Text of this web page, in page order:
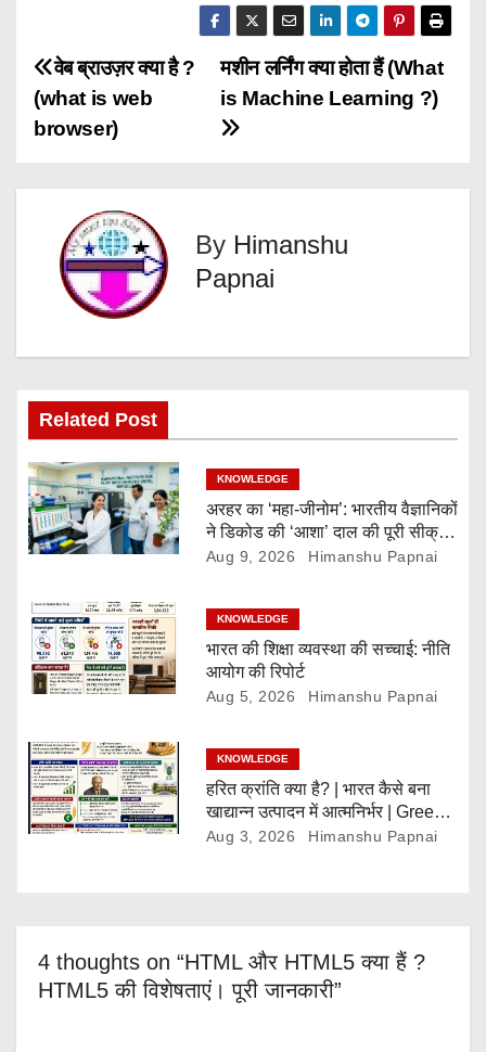
P
o
v
i
g
a
t
o
n
मशीन लर्निंग क्या होता हैं (What
is Machine Learning ?)
वेब ब्राउज़र क्या है ?
(what is web
browser)
By Himanshu
Papnai
Related Post
KNOWLEDGE
अरहर का ‘महा-जीनोम’: भारतीय वैज्ञानिकों
ने डिकोड की ‘आशा’ दाल की पूरी सीक्रेट
डायरी!
Aug 9, 2026 Himanshu Papnai
KNOWLEDGE
भारत की शिक्षा व्यवस्था की सच्चाई: नीति
आयोग की रिपोर्ट
Aug 5, 2026 Himanshu Papnai
KNOWLEDGE
हरित क्रांति क्या है? | भारत कैसे बना
खाद्यान्न उत्पादन में आत्मनिर्भर | Green
Revolution Explained
Aug 3, 2026 Himanshu Papnai
4 thoughts on “HTML और HTML5 क्या हैं ?
HTML5 की विशेषताएं। पूरी जानकारी”